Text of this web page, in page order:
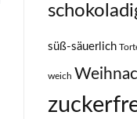
süß-säuerlich
weich